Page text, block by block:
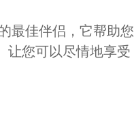
最佳伴侣，它帮助您
让您可以尽情地享受